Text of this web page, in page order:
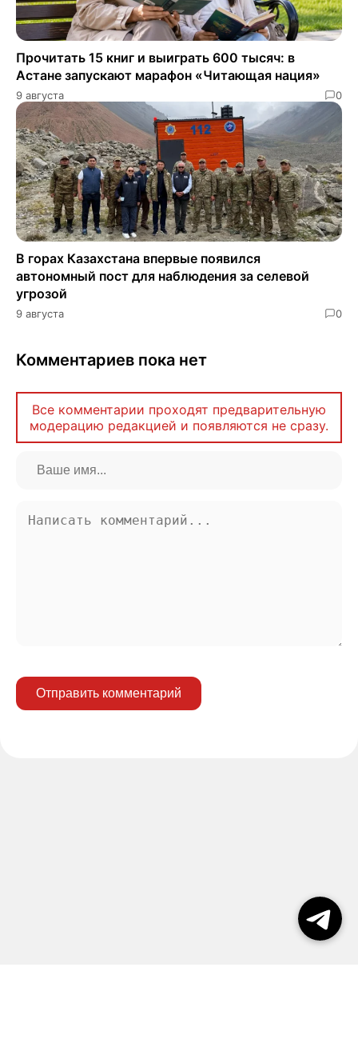
Прочитать 15 книг и выиграть 600 тысяч: в
Астане запускают марафон «Читающая нация»
9 августа 0
В горах Казахстана впервые появился
автономный пост для наблюдения за селевой
угрозой
9 августа 0
Комментариев пока нет
Все комментарии проходят предварительную
модерацию редакцией и появляются не сразу.
Отправить комментарий